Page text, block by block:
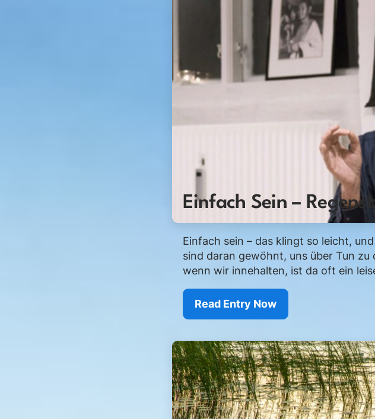
Einfach Sein –
Einfach sein – das klingt so leicht,
sind daran gewöhnt, uns über Tun zu
wenn wir innehalten, ist da oft ein
Read Entry Now